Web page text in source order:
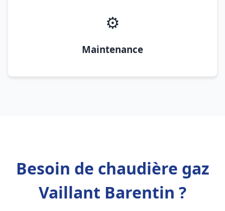
⚙️
Maintenance
Besoin de chaudière gaz
Vaillant Barentin ?